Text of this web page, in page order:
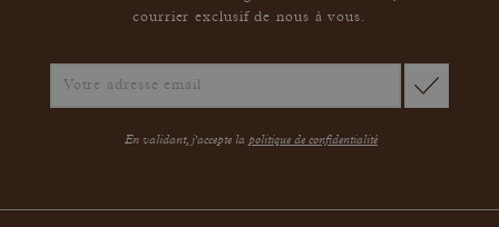
courrier exclusif de nous à vous.
En validant, j'accepte la politique de confidentialité